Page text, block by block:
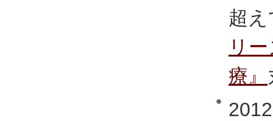
超
リ
療』